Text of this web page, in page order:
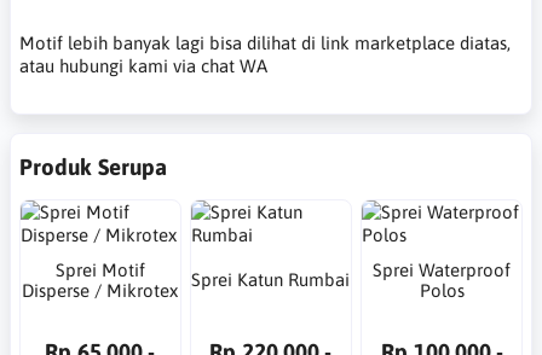
Motif lebih banyak lagi bisa dilihat di link marketplace diatas,
atau hubungi kami via chat WA
Produk Serupa
Sprei Motif
Disperse / Mikrotex
Sprei Katun Rumbai
Sprei Waterproof
Polos